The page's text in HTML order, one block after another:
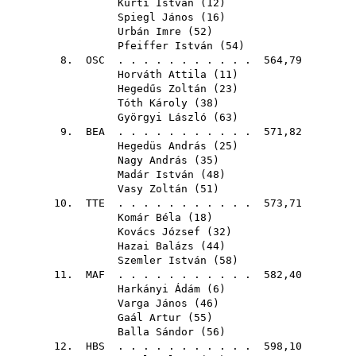
Kürti István ( 12 )
Spiegl János ( 16 )
Urbán Imre ( 52 )
Pfeiffer István ( 54)
8. OSC . . . . . . . . . . . 564,79
Horváth Attila ( 11 )
Hegedűs Zoltán ( 23 )
Tóth Károly ( 38 )
Györgyi László ( 63 )
9. BEA . . . . . . . . . . . 571,82
Hegedüs András ( 25 )
Nagy András ( 35 )
Madár István ( 48 )
Vasy Zoltán ( 51 )
10. TTE . . . . . . . . . . . 573,71
Komár Béla ( 18 )
Kovács József ( 32 )
Hazai Balázs ( 44)
Szemler István ( 58 )
11. MAF . . . . . . . . . . . 582,40
Harkányi Ádám ( 6 )
Varga János ( 46 )
Gaál Artur ( 55 )
Balla Sándor ( 56 )
12. HBS . . . . . . . . . . . 598,10